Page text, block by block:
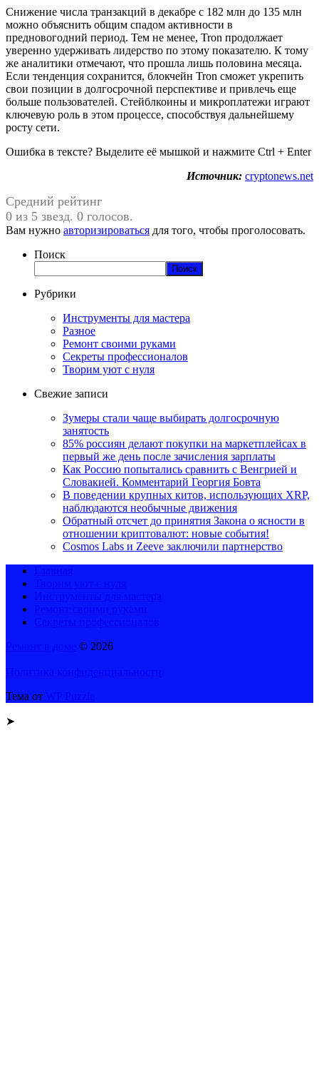
Снижение числа транзакций в декабре с 182 млн до 135 млн
можно объяснить общим спадом активности в
предновогодний период. Тем не менее, Tron продолжает
уверенно удерживать лидерство по этому показателю. К тому
же аналитики отмечают, что прошла лишь половина месяца.
Если тенденция сохранится, блокчейн Tron сможет укрепить
свои позиции в долгосрочной перспективе и привлечь еще
больше пользователей. Стейблкоины и микроплатежи играют
ключевую роль в этом процессе, способствуя дальнейшему
росту сети.
Ошибка в тексте? Выделите её мышкой и нажмите Ctrl + Enter
Источник: cryptonews.net
Средний рейтинг
0 из 5 звезд. 0 голосов.
Вам нужно авторизироваться для того, чтобы проголосовать.
Поиск
Поиск
Рубрики
Инструменты для мастера
Разное
Ремонт своими руками
Секреты профессионалов
Творим уют с нуля
Свежие записи
Зумеры стали чаще выбирать долгосрочную
занятость
85% россиян делают покупки на маркетплейсах в
первый же день после зачисления зарплаты
Как Россию попытались сравнить с Венгрией и
Словакией. Комментарий Георгия Бовта
В поведении крупных китов, использующих XRP,
наблюдаются необычные движения
Обратный отсчет до принятия Закона о ясности в
отношении криптовалют: новые события!
Cosmos Labs и Zeeve заключили партнерство
© 2026
Тема от
➤